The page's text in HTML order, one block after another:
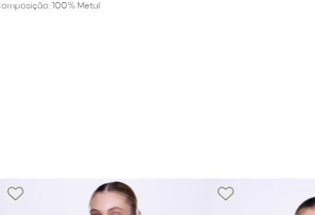
100% Metal